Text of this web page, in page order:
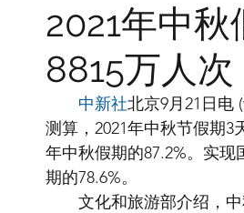
寻找组织 Friends 华人专题
合作栏目 留学生 英国白
2021年中
8815万人次
中新社北京9月21日电
测算，2021年中秋节假期3
年中秋假期的87.2%。实现
期的78.6%。
文化和旅游部介绍，中